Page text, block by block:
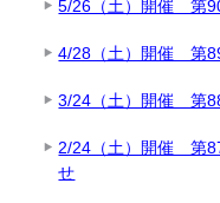
5/26（土）開催 第
4/28（土）開催 第
3/24（土）開催 第
2/24（土）開催 第
せ